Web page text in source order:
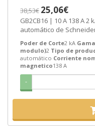
38,53€ 25,06€
GB2CB16 | 10 A 138 A 2 kA TeSys GB2 TeSys 2 Interruptor
automático de
Poder de Corte2 kA Gama
modulo)2 Tipo de
automático Corriente
magnetico138 A
-